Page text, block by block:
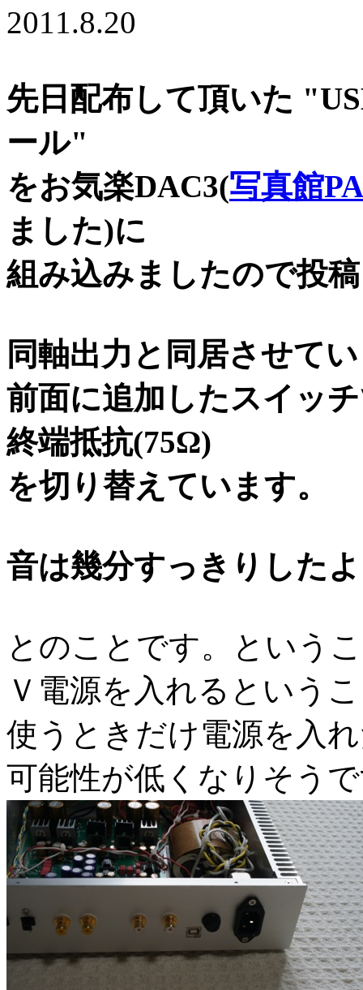
2011.8.20
先日配布して頂いた
ール"
をお気楽DAC3(写真館
ました)に
組み込みましたので投
同軸出力と同居させて
前面に追加したスイッ
終端抵抗(75Ω)
を切り替えています。
音は幾分すっきりした
とのことです。という
Ｖ電源を入れるという
使うときだけ電源を入
可能性が低くなりそう